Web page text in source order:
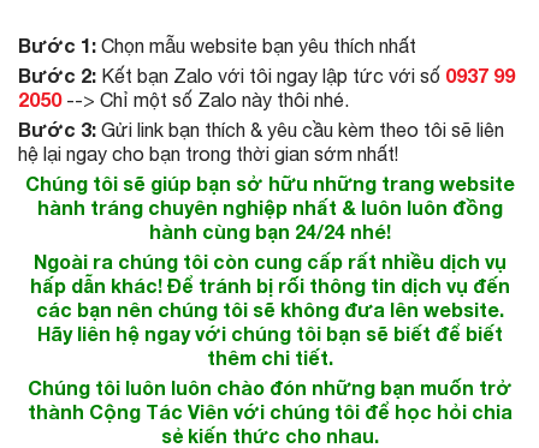
Bước 1: Chọn mẫu website bạn yêu thích nhất
Bước 2: Kết bạn Zalo với tôi ngay lập tức với số 0937 99
2050--> Chỉ một số Zalo này thôi nhé.
Bước 3: Gửi link bạn thích & yêu cầu kèm theo tôi sẽ liên
hệ lại ngay cho bạn trong thời gian sớm nhất!
Chúng tôi sẽ giúp bạn sở hữu những trang website
hành tráng chuyên nghiệp nhất & luôn luôn đồng
hành cùng bạn 24/24 nhé!
Ngoài ra chúng tôi còn cung cấp rất nhiều dịch vụ
hấp dẫn khác! Để tránh bị rối thông tin dịch vụ đến
các bạn nên chúng tôi sẽ không đưa lên website.
Hãy liên hệ ngay với chúng tôi bạn sẽ biết để biết
thêm chi tiết.
Chúng tôi luôn luôn chào đón những bạn muốn trở
thành Cộng Tác Viên với chúng tôi để học hỏi chia
sẻ kiến thức cho nhau.